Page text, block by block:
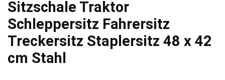
Sitzschale Traktor
Schleppersitz Fahrersitz
Treckersitz Staplersitz 48 x 42
cm Stahl